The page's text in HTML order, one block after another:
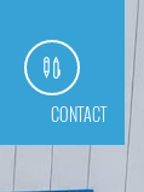
CONTACT